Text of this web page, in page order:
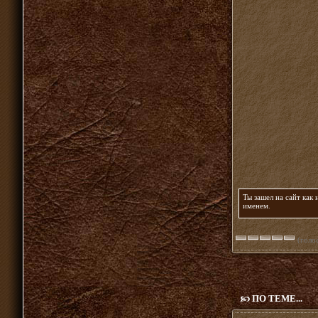
Ты зашел на сайт как
именем
ПО ТЕМЕ...